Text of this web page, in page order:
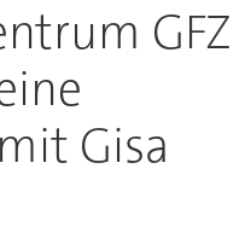
GFZ
Gisa